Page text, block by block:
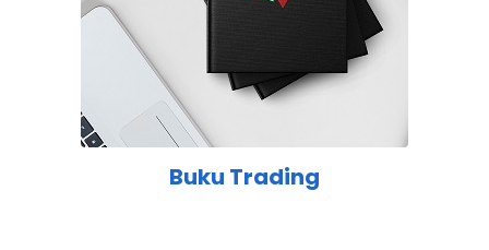
Buku Trading